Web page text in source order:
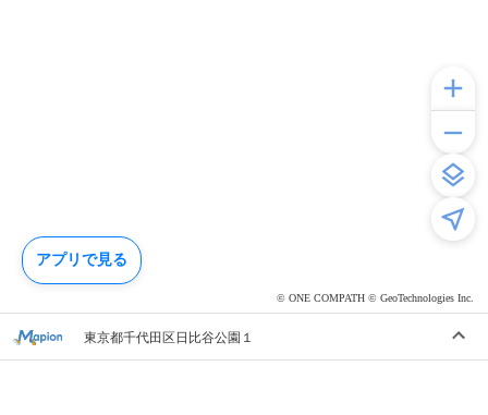
© ONE COMPATH © GeoTechnologies Inc.
東京都千代田区日比谷公園１
アプリで見る